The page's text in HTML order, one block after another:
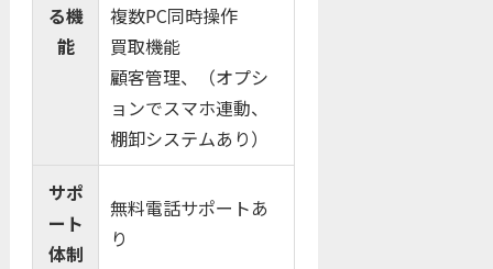
る機
能
複数PC同時操作
買取機能
顧客管理、（オプシ
ョンでスマホ連動、
棚卸システムあり）
サポ
ート
体制
無料電話サポートあ
り